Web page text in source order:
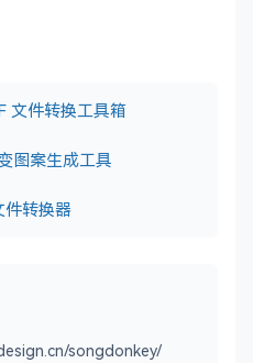
文件转换工具箱
图案生成工具
件转换器
songdonkey/